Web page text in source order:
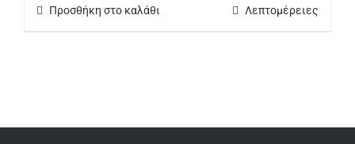
Προσθήκη στο καλάθι Λεπτομέρειες